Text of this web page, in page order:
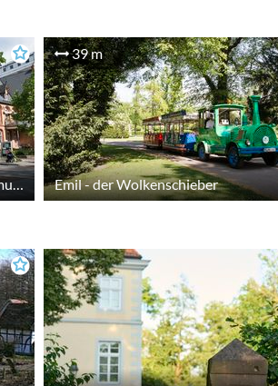
Deutsches Märchen- und Wesersagenmuseum
39 m
Emil - der Wolkenschieber